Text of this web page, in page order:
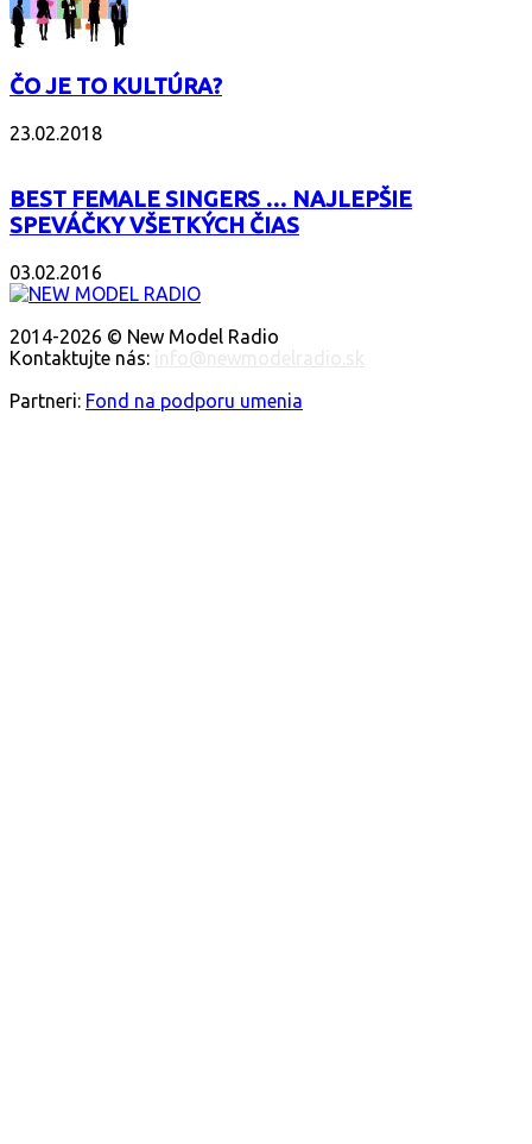
ČO JE TO KULTÚRA?
23.02.2018
BEST FEMALE SINGERS … NAJLEPŠIE
SPEVÁČKY VŠETKÝCH ČIAS
03.02.2016
2014-2026 © New Model Radio
Kontaktujte nás:
Partneri: Fond na podporu umenia